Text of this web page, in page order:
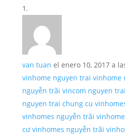
van tuan el enero 10, 2017 a
vinhome nguyen trai vinhome
nguyễn trãi vincom nguyen trai
nguyen trai chung cu
vinhomes nguyễn trãi
cư vinhomes nguyễn trãi